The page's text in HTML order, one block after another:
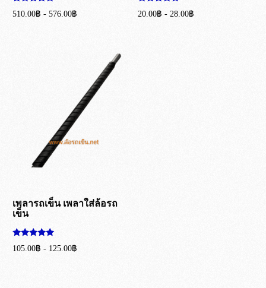
ให้คะแนน
5.00
510.00฿ -576.00฿
ให้คะแนน
5.00
20.00฿ -28.00฿
เพลารถเข็น เพลาใส่ล้อรถ
เข็น
ให้คะแนน
5.00
105.00฿ - 125.00฿